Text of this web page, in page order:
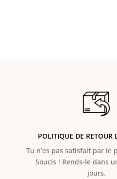
POLITIQUE DE RETOUR
Tu n’es pas satisfait par le
Soucis ! Rends-le dans
jours.